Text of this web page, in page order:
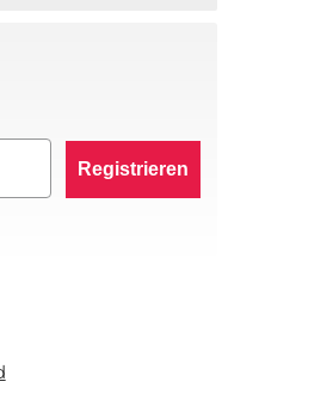
Registrieren